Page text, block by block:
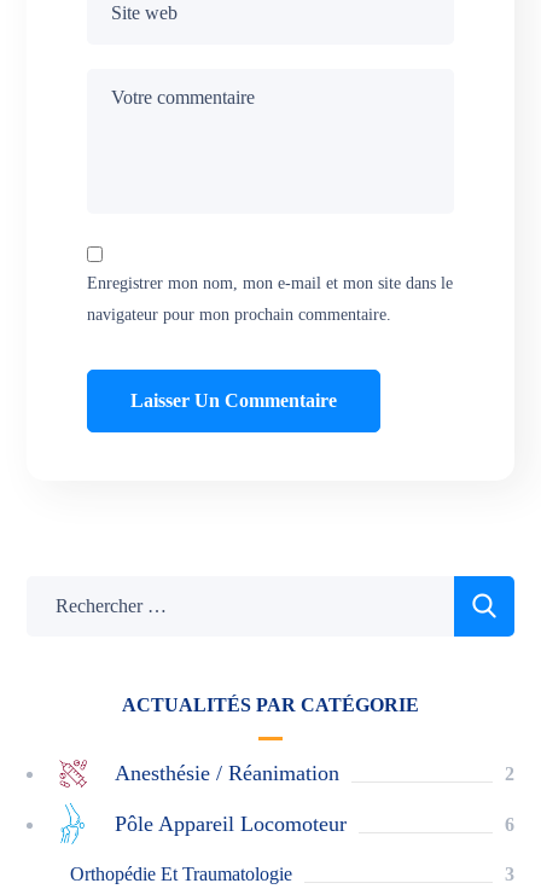
Enregistrer mon nom, mon e-mail et mon site dans le
navigateur pour mon prochain commentaire.
ACTUALITÉS PAR CATÉGORIE
Anesthésie / Réanimation 2
Pôle Appareil Locomoteur 6
Orthopédie Et Traumatologie 3